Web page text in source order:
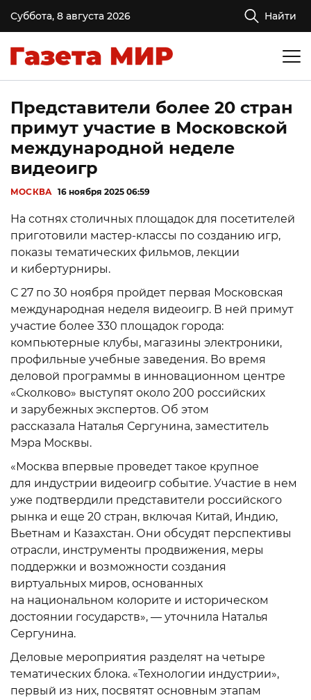
Суббота, 8 августа 2026 Найти
Представители более 20 стран
примут участие в Московской
международной неделе
видеоигр
МОСКВА 16 ноября 2025 06:59
На сотнях столичных площадок для посетителей
приготовили мастер-классы по созданию игр,
показы тематических фильмов, лекции
и кибертурниры.
С 27 по 30 ноября пройдет первая Московская
международная неделя видеоигр. В ней примут
участие более 330 площадок города:
компьютерные клубы, магазины электроники,
профильные учебные заведения. Во время
деловой программы в инновационном центре
«Сколково» выступят около 200 российских
и зарубежных экспертов. Об этом
рассказала Наталья Сергунина, заместитель
Мэра Москвы.
«Москва впервые проведет такое крупное
для индустрии видеоигр событие. Участие в нем
уже подтвердили представители российского
рынка и еще 20 стран, включая Китай, Индию,
Вьетнам и Казахстан. Они обсудят перспективы
отрасли, инструменты продвижения, меры
поддержки и возможности создания
виртуальных миров, основанных
на национальном колорите и историческом
достоянии государств», — уточнила Наталья
Сергунина.
Деловые мероприятия разделят на четыре
тематических блока. «Технологии индустрии»,
первый из них, посвятят основным этапам